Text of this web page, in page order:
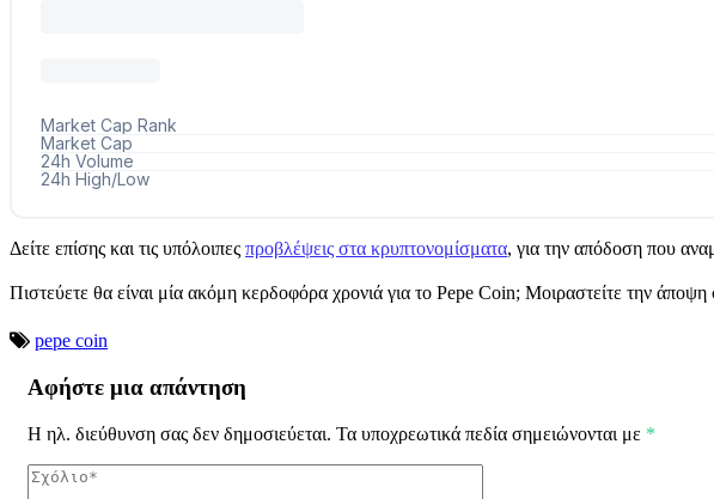
Δείτε επίσης και τις υπόλοιπες προβλέψεις στα κρυπτονομίσματα, για την απόδοση που
Πιστεύετε θα είναι μία ακόμη κερδοφόρα χρονιά για το Pepe Coin; Μοιραστείτε την
pepe coin
Αφήστε μια απάντηση
Η ηλ. διεύθυνση σας δεν δημοσιεύεται. Τα υποχρεωτικά πεδία σημειώνονται με *